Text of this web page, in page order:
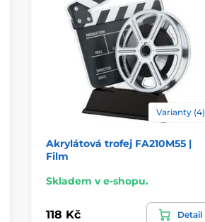
Varianty (4)
Akrylátová trofej FA210M55 |
Film
Skladem v e-shopu.
118 Kč Detail